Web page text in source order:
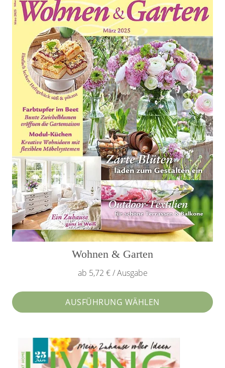
Wohnen & Garten
ab 5,72 € / Ausgabe
AUSFÜHRUNG WÄHLEN
mehrere